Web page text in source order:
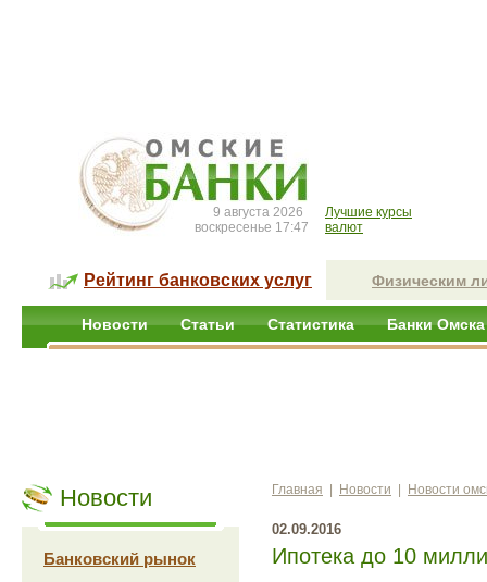
9 августа 2026
воскресенье 17:47
Лучшие курсы
валют
Рейтинг банковских услуг Физическим
Новости Статьи Статистика Банки Омска
Новости
Банковский рынок
Главная Новости Новости
02.09.2016
Ипотека до 10